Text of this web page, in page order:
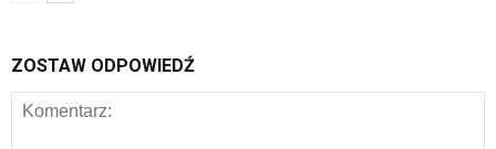
ZOSTAW ODPOWIEDŹ